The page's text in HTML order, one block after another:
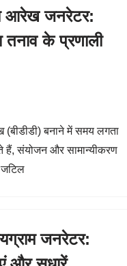
आरेख जनरेटर:
तनाव के प्रणाली
(बीडीडी) बनाने में समय लगता
हैं, संयोजन और सामान्यीकरण
जनरेटर: